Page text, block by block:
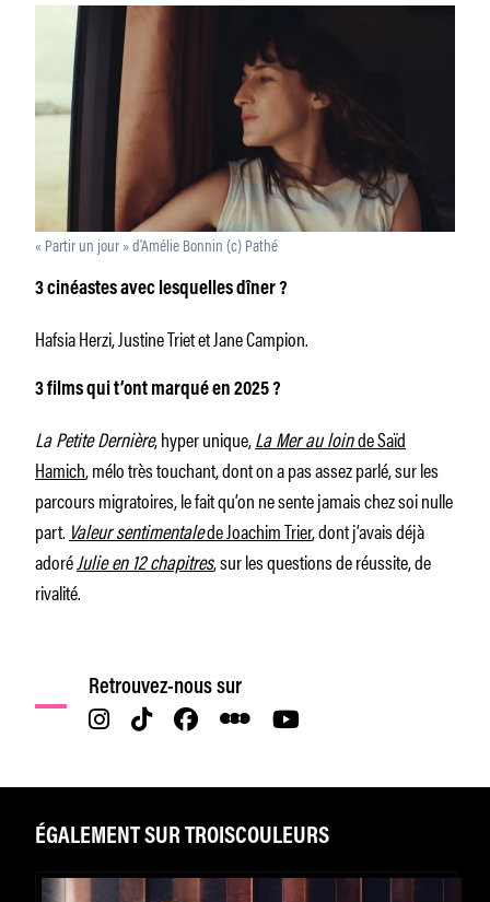
« Partir un jour » d’Amélie Bonnin (c) Pathé
3 cinéastes avec lesquelles dîner ?
Hafsia Herzi, Justine Triet et Jane Campion.
3 films qui t’ont marqué en 2025 ?
La Petite Dernière, hyper unique,La Mer au loinde Saïd
Hamich, mélo très touchant, dont on a pas assez parlé, sur les
parcours migratoires, le fait qu’on ne sente jamais chez soi nulle
part. Valeur sentimentalede Joachim Trier, dont j’avais déjà
adoréJulie en 12 chapitres, sur les questions de réussite, de
rivalité.
Retrouvez-nous sur
ÉGALEMENT SUR TROISCOULEURS